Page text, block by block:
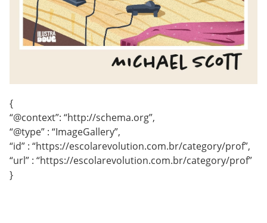
{
“@context”: “http://schema.org”,
“@type” : “ImageGallery”,
“id” : “https://escolarevolution.com.br/category/prof”,
“url” : “https://escolarevolution.com.br/category/prof”
}